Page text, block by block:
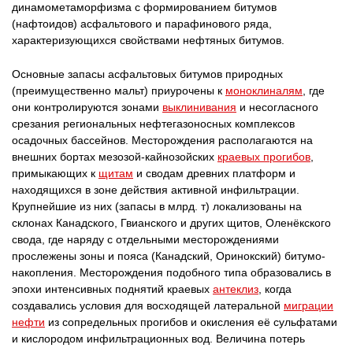
динамометаморфизма с формированием битумов
(нафтоидов) асфальтового и парафинового ряда,
характеризующихся свойствами нефтяных битумов.
Основные запасы асфальтовых битумов природных
(преимущественно мальт) приурочены к моноклиналям , где
они контролируются зонами выклинивания и несогласного
срезания региональных нефтегазоносных комплексов
осадочных бассейнов. Месторождения располагаются на
внешних бортах мезозой-кайнозойских краевых прогибов
примыкающих к щитам и сводам древних платформ и
находящихся в зоне действия активной инфильтрации.
Крупнейшие из них (запасы в млрд. т) локализованы на
склонах Канадского, Гвианского и других щитов, Оленёкского
свода, где наряду с отдельными месторождениями
прослежены зоны и пояса (Канадский, Оринокский) битумо-
накопления. Месторождения подобного типа образовались в
эпохи интенсивных поднятий краевых антеклиз , когда
создавались условия для восходящей латеральной миграции
нефти из сопредельных прогибов и окисления её сульфатами
и кислородом инфильтрационных вод. Величина потерь